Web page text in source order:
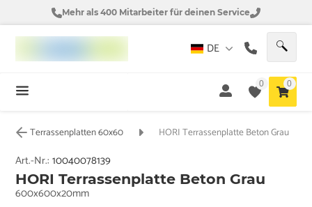
Mehr als 400 Mitarbeiter für deinen Service
DE
0 0
Terrassenplatten 60x60 HORI Terrassenplatte Beton Grau
Art.-Nr.:10040078139
HORI Terrassenplatte Beton Grau
600x600x20mm